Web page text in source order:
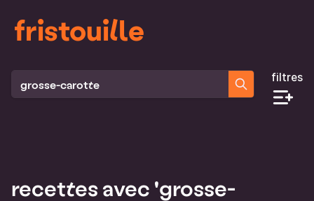
fristouille
filtres
recettes avec 'grosse-